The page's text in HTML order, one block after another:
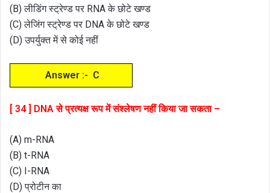
(B) लीडिंग स्ट्रेण्ड पर RNA के छोटे खण्ड
(C) लेजिंग स्ट्रेण्ड पर DNA के छोटे खण्ड
(D) उपर्युक्त में से कोई नहीं
Answer :- C
[ 34 ] DNA से प्रत्यक्ष रूप में संश्लेषण नहीं किया जा सकता –
(A) m-RNA
(B) t-RNA
(C) I-RNA
(D) प्रोटीन का